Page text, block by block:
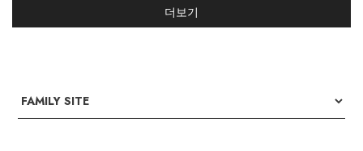
더보기